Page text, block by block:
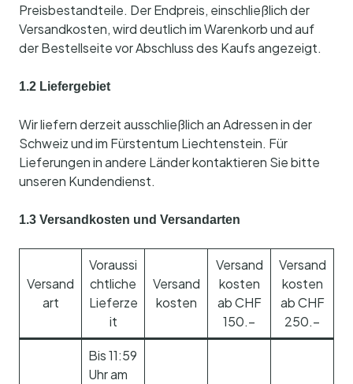
Preisbestandteile. Der Endpreis, einschließlich der
Versandkosten, wird deutlich im Warenkorb und auf
der Bestellseite vor Abschluss des Kaufs angezeigt.
1.2 Liefergebiet
Wir liefern derzeit ausschließlich an Adressen in der
Schweiz und im Fürstentum Liechtenstein. Für
Lieferungen in andere Länder kontaktieren Sie bitte
unseren Kundendienst.
1.3 Versandkosten und Versandarten
Versand
art
Voraussi
chtliche
Lieferze
it
Versand
kosten
Versand
kosten
ab CHF
150.–
Versand
kosten
ab CHF
250.–
Bis 11:59
Uhr am